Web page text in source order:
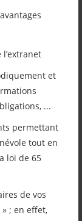
et
...
permettant
tout en
loi de 65
de vos
; en effet,
cet article
lettre du
a été